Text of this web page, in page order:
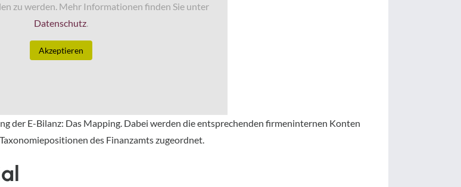
zu werden. Mehr Informationen finden Sie unter
Datenschutz.
Akzeptieren
der E-Bilanz: Das Mapping. Dabei werden die entsprechenden firmeninternen Konten
des Finanzamts zugeordnet.